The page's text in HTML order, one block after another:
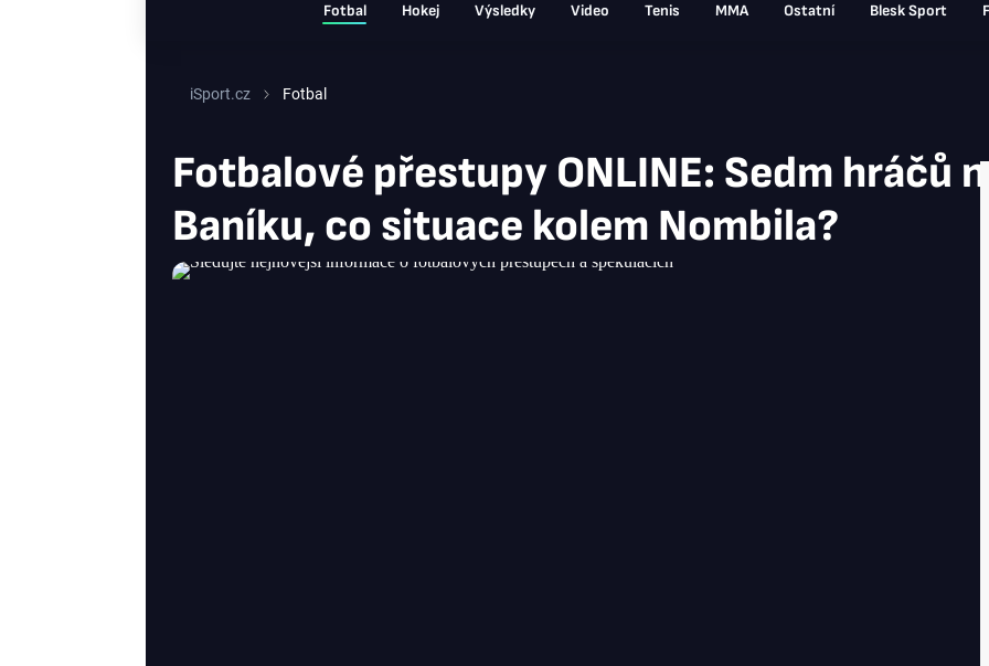
Fotbal Hokej Výsledky Video Tenis MMA Ostatní Blesk Sport
iSport.cz Fotbal
Fotbalové přestupy ONLINE: Sedm hráčů
Baníku, co situace kolem Nombila?